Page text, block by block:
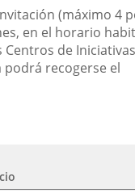
(máximo 4
en el horario
Centros de Iniciativas
podrá recogerse el